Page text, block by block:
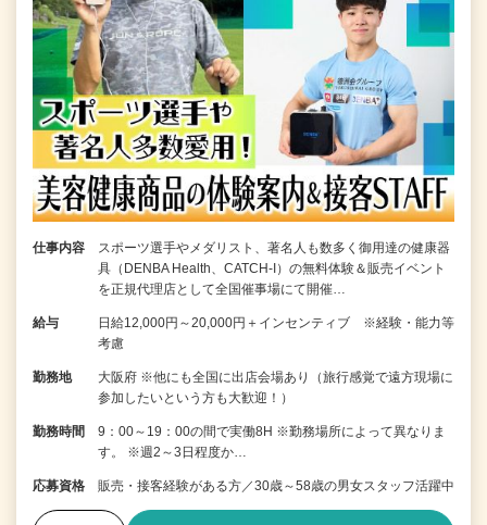
仕事内容
スポーツ選手やメダリスト、著名人も数多く御用達の健康器
具（DENBA Health、CATCH-I）の無料体験＆販売イベント
を正規代理店として全国催事場にて開催…
給与
日給12,000円～20,000円＋インセンティブ ※経験・能力等
考慮
勤務地
大阪府 ※他にも全国に出店会場あり（旅行感覚で遠方現場に
参加したいという方も大歓迎！）
勤務時間
9：00～19：00の間で実働8H ※勤務場所によって異なりま
す。 ※週2～3日程度か…
応募資格 販売・接客経験がある方／30歳～58歳の男女スタッフ活躍中